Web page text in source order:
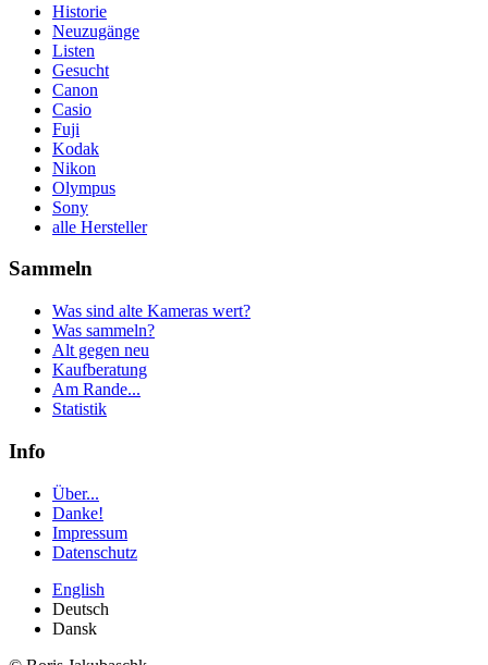
Historie
Neuzugänge
Listen
Gesucht
Canon
Casio
Fuji
Kodak
Nikon
Olympus
Sony
alle Hersteller
Sammeln
Was sind alte Kameras wert?
Was sammeln?
Alt gegen neu
Kaufberatung
Am Rande...
Statistik
Info
Über...
Danke!
Impressum
Datenschutz
English
Deutsch
Dansk